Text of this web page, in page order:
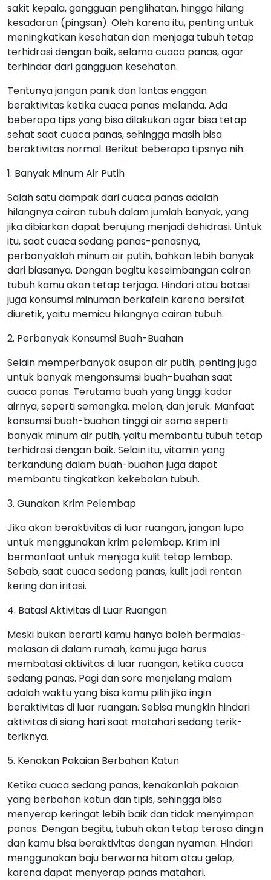
sakit kepala, gangguan penglihatan, hingga hilang
kesadaran (pingsan). Oleh karena itu, penting untuk
meningkatkan kesehatan dan menjaga tubuh tetap
terhidrasi dengan baik, selama cuaca panas, agar
terhindar dari gangguan kesehatan.
Tentunya jangan panik dan lantas enggan
beraktivitas ketika cuaca panas melanda. Ada
beberapa tips yang bisa dilakukan agar bisa tetap
sehat saat cuaca panas, sehingga masih bisa
beraktivitas normal. Berikut beberapa tipsnya nih:
1. Banyak Minum Air Putih
Salah satu dampak dari cuaca panas adalah
hilangnya cairan tubuh dalam jumlah banyak, yang
jika dibiarkan dapat berujung menjadi dehidrasi. Untuk
itu, saat cuaca sedang panas-panasnya,
perbanyaklah minum air putih, bahkan lebih banyak
dari biasanya. Dengan begitu keseimbangan cairan
tubuh kamu akan tetap terjaga. Hindari atau batasi
juga konsumsi minuman berkafein karena bersifat
diuretik, yaitu memicu hilangnya cairan tubuh.
2. Perbanyak Konsumsi Buah-Buahan
Selain memperbanyak asupan air putih, penting juga
untuk banyak mengonsumsi buah-buahan saat
cuaca panas. Terutama buah yang tinggi kadar
airnya, seperti semangka, melon, dan jeruk. Manfaat
konsumsi buah-buahan tinggi air sama seperti
banyak minum air putih, yaitu membantu tubuh tetap
terhidrasi dengan baik. Selain itu, vitamin yang
terkandung dalam buah-buahan juga dapat
membantu tingkatkan kekebalan tubuh.
3. Gunakan Krim Pelembap
Jika akan beraktivitas di luar ruangan, jangan lupa
untuk menggunakan krim pelembap. Krim ini
bermanfaat untuk menjaga kulit tetap lembap.
Sebab, saat cuaca sedang panas, kulit jadi rentan
kering dan iritasi.
4. Batasi Aktivitas di Luar Ruangan
Meski bukan berarti kamu hanya boleh bermalas-
malasan di dalam rumah, kamu juga harus
membatasi aktivitas di luar ruangan, ketika cuaca
sedang panas. Pagi dan sore menjelang malam
adalah waktu yang bisa kamu pilih jika ingin
beraktivitas di luar ruangan. Sebisa mungkin hindari
aktivitas di siang hari saat matahari sedang terik-
teriknya.
5. Kenakan Pakaian Berbahan Katun
Ketika cuaca sedang panas, kenakanlah pakaian
yang berbahan katun dan tipis, sehingga bisa
menyerap keringat lebih baik dan tidak menyimpan
panas. Dengan begitu, tubuh akan tetap terasa dingin
dan kamu bisa beraktivitas dengan nyaman. Hindari
menggunakan baju berwarna hitam atau gelap,
karena dapat menyerap panas matahari.